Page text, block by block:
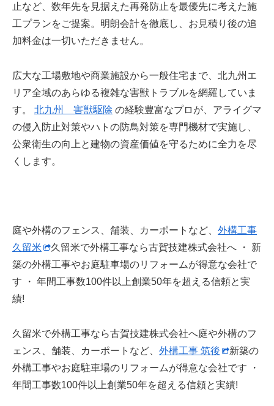
止など、数年先を見据えた再発防止を最優先に考えた施
工プランをご提案。明朗会計を徹底し、お見積り後の追
加料金は一切いただきません。
広大な工場敷地や商業施設から一般住宅まで、北九州エ
リア全域のあらゆる複雑な害獣トラブルを網羅していま
す。 北九州 害獣駆除 の経験豊富なプロが、アライグマ
の侵入防止対策やハトの防鳥対策を専門機材で実施し、
公衆衛生の向上と建物の資産価値を守るために全力を尽
くします。
庭や外構のフェンス、舗装、カーポートなど、 外構工事
久留米
久留米で外構工事なら古賀技建株式会社へ ・ 新
築の外構工事やお庭駐車場のリフォームが得意な会社で
す ・ 年間工事数100件以上創業50年を超える信頼と実
績!
久留米で外構工事なら古賀技建株式会社へ庭や外構のフ
ェンス、舗装、カーポートなど、 外構工事 筑後
新築の
外構工事やお庭駐車場のリフォームが得意な会社です ・
年間工事数100件以上創業50年を超える信頼と実績!